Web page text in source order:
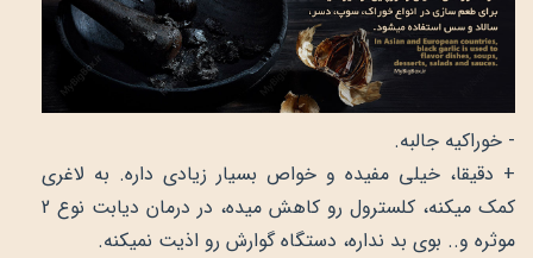
- خوراکیه جالبه.
+ دقیقا، خیلی مفیده و خواص بسیار زیادی داره. به لاغری
کمک میکنه، کلسترول رو کاهش میده، در درمان دیابت نوع 2
موثره و.. بوی بد نداره، دستگاه گوارش رو اذیت نمیکنه.